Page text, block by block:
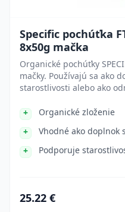
Specific pochúťka
8x50g mačka
Organické pochúťky
mačky. Používajú sa ako
starostlivosti alebo ako
Organické zloženie
Vhodné ako doplnok
Podporuje
25.22 €